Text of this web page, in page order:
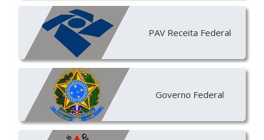
PAV Receita Federal
Governo Federal